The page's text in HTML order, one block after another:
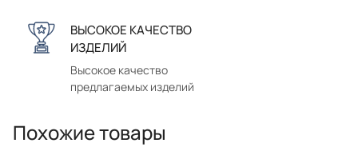
ВЫСОКОЕ КАЧЕСТВО
ИЗДЕЛИЙ
Высокое качество
предлагаемых изделий
Похожие товары